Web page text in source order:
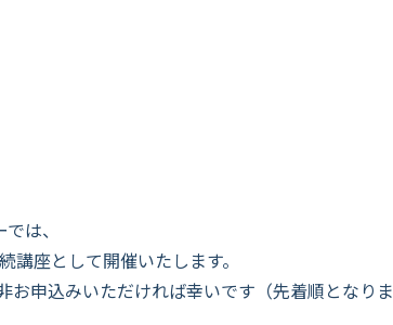
は、
座として開催いたします。
申込みいただければ幸いです（先着順となりま